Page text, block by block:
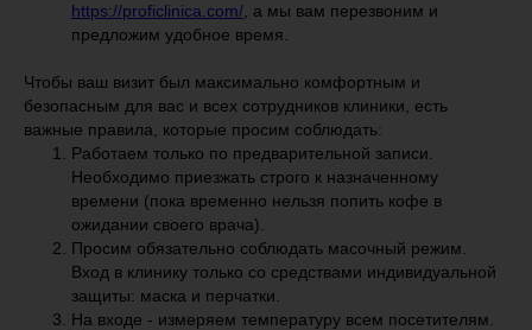
https://proficlinica.com/ , а мы вам перезвоним и
предложим удобное время.
Чтобы ваш визит был максимально комфортным и
безопасным для вас и всех сотрудников клиники, есть
важные правила, которые просим соблюдать:
Работаем только по предварительной записи.
Необходимо приезжать строго к назначенному
времени (пока временно нельзя попить кофе в
ожидании своего врача).
Просим обязательно соблюдать масочный режим.
Вход в клинику только со средствами индивидуальной
защиты: маска и перчатки.
На входе - измеряем температуру всем посетителям.